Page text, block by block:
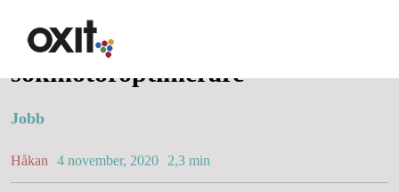
innehålletVi söker SEO-specialist /
sökmotoroptimerare
Jobb
Håkan 4 november, 2020 2,3 min